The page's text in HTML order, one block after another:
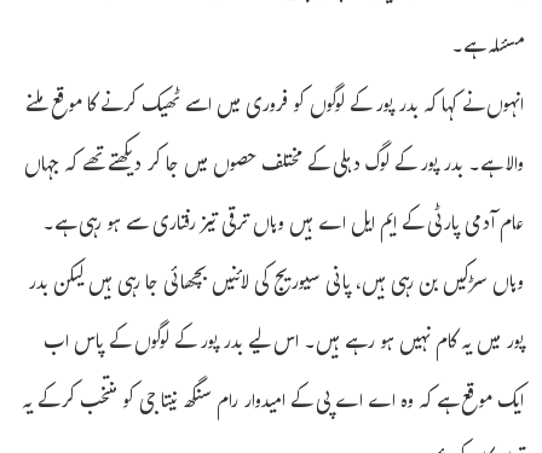
مسئلہ ہے۔
انہوں نے کہا کہ بدر پور کے لوگوں کو فروری میں اسے ٹھیک کرنے کا موقع ملنے
والا ہے۔ بدر پور کے لوگ دہلی کے مختلف حصوں میں جا کر دیکھتے تھے کہ جہاں
عام آدمی پارٹی کے ایم ایل اے ہیں وہاں ترقی تیز رفتاری سے ہو رہی ہے۔
وہاں سڑکیں بن رہی ہیں، پانی سیوریج کی لائنیں بچھائی جا رہی ہیں لیکن بدر
پور میں یہ کام نہیں ہو رہے ہیں۔ اس لیے بدر پور کے لوگوں کے پاس اب
ایک موقع ہے کہ وہ اے اے پی کے امیدوار رام سنگھ نیتا جی کو منتخب کرکے یہ